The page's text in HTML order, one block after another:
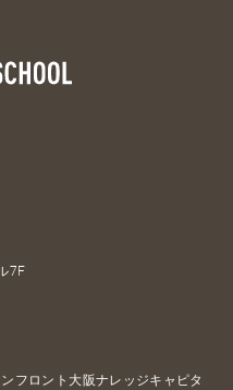
7F
フロント大阪ナレッジキャピタ